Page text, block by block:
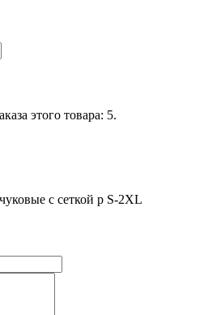
этого товара: 5.
с сеткой р S-2XL